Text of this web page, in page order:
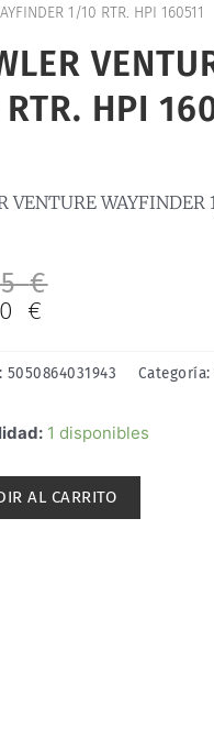
1/10 RTR. HPI 160511
HPI
VENTURE WAYFINDER
€
€.
€
€.
5050864031943
1 disponibles
AL CARRITO